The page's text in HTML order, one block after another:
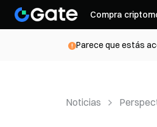
Compra
Parece que estás
Noticias